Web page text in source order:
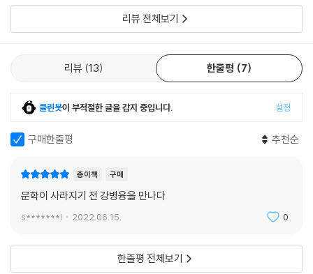
물 경제가 없어도, 심지어 술집이 많아도 행복할 수 있는 그런 마을을 만들
어보고 싶다. 그러기 위해선 우선, 지금 내딛는 한 걸음에 만족해야겠지. 그
기 시작했다. 정해진 템포 없이 그 순간을 즐기면서 말이다.
--- p.197 「낙원을 찾아서」 중에서
무언가가 우리의 마음에 소중히 남아 있는 것은 그것이 디지털이기 때문
털 시대가 되어서 세상이 각박해졌다느니, 아날로그 시대가 더 인간적이었
상을 아름답게 만드는 것은 기술이 아닌 사람인 걸 알고 있기 때문이다. 결
국 추억의 알맹이에는 나, 너, 우리와 같은 ‘사람’이 담겨 있다. 그 이외에 더
안에 깃든 사유는 여태껏 모르던 향기로 독자의 삶에 스며든다.
산책을 닮은 그의 끊임없는 사색과 문학을 염려하는 그의 진심 어린 마음
은 모두 한 가지 깨달음에 다다른다. ‘멈춤과 반복을 연습하는 삶’의 추구가
바로 그것이다. 그의 이번 산문은 문학 앞에서, 삶 앞에서 취한 이 겸손한
자세에 관한 사설이자 해설이다. 오늘날을 살아가는 사람들은 얼마나 오랫
동안 ‘멈춤과 반복’을 잊고 살았던가.
은 빈지 워치(binge watch)를 위해 만들어진 콘텐츠로 가득하다. 멈출
틈을 주지 않는다. 세상은 멈추는 것을 낭비라고 정의한다. 모르는 사이에
자신이 원하는 것을 더 빨리, 더 많이 보기 위해 멈춤을 제거하는 일에만 몰
그런데 독서는 다르다. 독서는 우리를 멈추게 한다. 우리는 멈춰서 ‘생각’이
라는 것을 한다. 평소 우리가 잘 하지 않는 그 생각을 하게 한다. 그 문장에
리뷰 전체보기
리뷰 13 한줄평 7
클린봇이 부적절한 글을 감지 중입니다. 설정
구매한줄평 추천순
종이책 구매
문학이 사라지기 전 강병융을 만나다
s*******l 2022.06.15. 0
한줄평 전체보기